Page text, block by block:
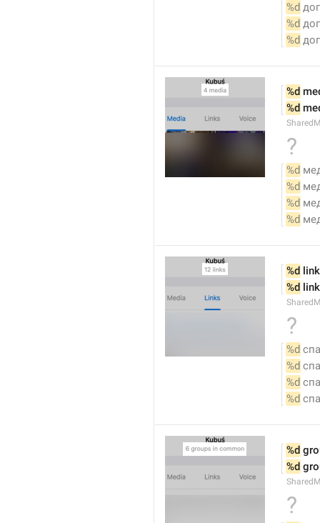
%d
%d
%d
%d
%d
?
%d
%d
%d
%d
%d link
%d
?
%d
%d
%d
%d
%d
%d
?